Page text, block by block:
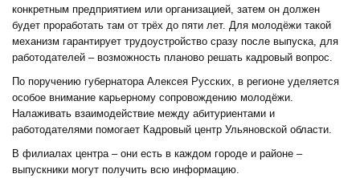
конкретным предприятием или организацией, затем он должен
будет проработать там от трёх до пяти лет. Для молодёжи такой
механизм гарантирует трудоустройство сразу после выпуска, для
работодателей – возможность планово решать кадровый вопрос.
По поручению губернатора Алексея Русских, в регионе уделяется
особое внимание карьерному сопровождению молодёжи.
Налаживать взаимодействие между абитуриентами и
работодателями помогает Кадровый центр Ульяновской области.
В филиалах центра – они есть в каждом городе и районе –
выпускники могут получить всю информацию.